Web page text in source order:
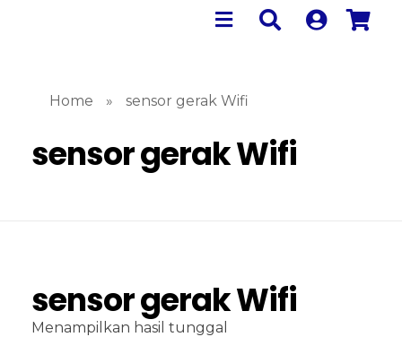
Home » sensor gerak Wifi
sensor gerak Wifi
sensor gerak Wifi
Menampilkan hasil tunggal